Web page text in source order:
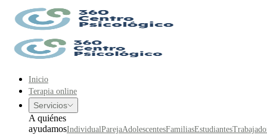
Inicio
Terapia online
Servicios
A quiénes
ayudamosIndividualParejaAdolescentesFamiliasEstudiantes